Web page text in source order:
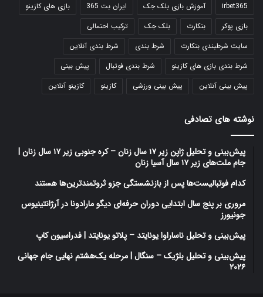
irbet365 آموزش بازی بلک جک ایران بت 365
بازی های کازینو
بازی پوکر
بتکارت بلک جک
ترکیب احتمالی
سایت شرطبندی بتکارت
شرط بندی
شرط بندی آنلاین
شرط بندی بازی های کازینو
شرط بندی فوتبال
پیش بینی
پیش بینی آنلاین
پیش بینی ورزشی کازینو کازینو آنلاین
نوشته های تصادفی
پیش‌بینی و تحلیل ژاپن زیر ۱۷ سال زنان – کره جنوبی زیر ۱۷ سال زنان |
جام ملت‌های زیر ۱۷ سال آسیا زنان
کدام فوتبالیست‌ها پس از بازنشستگی جزو ثروتمندترین‌ها هستند
مروری بر پنج سال ابتدایی دوران حرفه‌ای دیگو مارادونا در آرژانتینیوس
جونیورز
پیش‌بینی و تحلیل ناساراوا یونایتد – پلاتو یونایتد | فدراسیون کاپ
پیش‌بینی و تحلیل بلژیک – سنگال | مرحله یک‌هشتم نهایی جام جهانی
۲۰۲۶